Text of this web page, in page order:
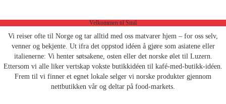
Velkommen til Smil
Vi reiser ofte til Norge og tar alltid med oss matvarer hjem – for oss selv,
venner og bekjente. Ut ifra det oppstod idéen å gjøre som asiatene eller
italienerne: Vi henter søtsakene, osten eller det norske ølet til Luzern.
Ettersom vi alle liker vertskap vokste butikkidéen til kafé-med-butikk-idéen.
Frem til vi finner et egnet lokale selger vi norske produkter gjennom
nettbutikken vår og deltar på food-markets.